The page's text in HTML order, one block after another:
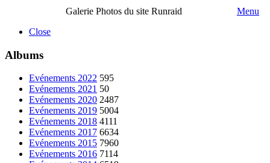
Galerie Photos du site Runraid
Menu
Close
Albums
Evénements 2022 595
Evénements 2021 50
Evénements 2020 2487
Evénements 2019 5004
Evénements 2018 4111
Evénements 2017 6634
Evénements 2015 7960
Evénements 2016 7114